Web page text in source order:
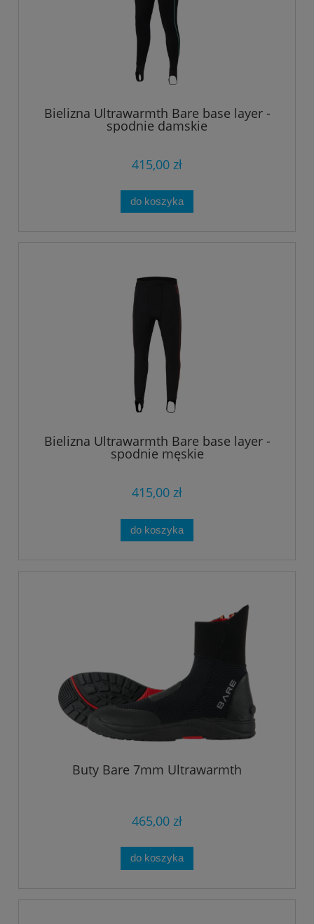
Bielizna Ultrawarmth Bare base layer -
spodnie damskie
415,00 zł
do koszyka
Bielizna Ultrawarmth Bare base layer -
spodnie męskie
415,00 zł
do koszyka
Buty Bare 7mm Ultrawarmth
465,00 zł
do koszyka